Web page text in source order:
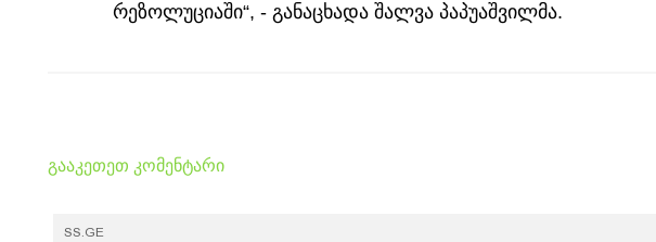
რეზოლუციაში“, - განაცხადა შალვა პაპუაშვილმა.
გააკეთეთ კომენტარი
SS.GE